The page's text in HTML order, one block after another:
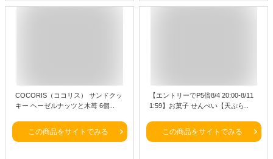
COCORIS（ココリス） サンドクッ
キー ヘーゼルナッツと木苺 6個入り
暮 内祝い 敬老の日 夏ギフト 洋菓子
この商品をサイトでみる
【エントリーでP5倍8/4 20:00-8/11
1:59】お菓子 せんべい【天ぷらせん
お祝い お祝い返し 出産祝い 結婚祝
この商品をサイトでみる